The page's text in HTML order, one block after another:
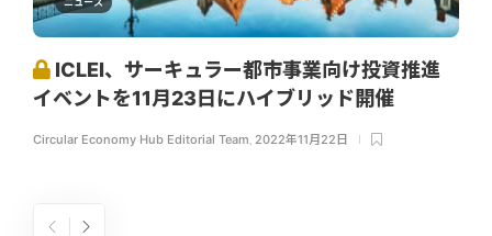
ICLEI、サーキュラー都市事業向け投資推進
イベントを11月23日にハイブリッド開催
Circular Economy Hub Editorial Team, 2022年11月22日